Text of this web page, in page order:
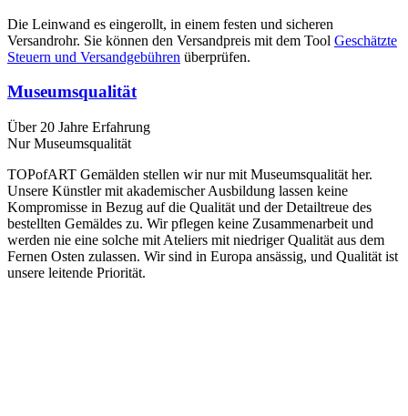
Die Leinwand es eingerollt, in einem festen und sicheren
Versandrohr. Sie können den Versandpreis mit dem Tool Geschätzte
Steuern und Versandgebühren überprüfen.
Museumsqualität
Über 20 Jahre Erfahrung
Nur Museumsqualität
TOPofART Gemälden stellen wir nur mit Museumsqualität her.
Unsere Künstler mit akademischer Ausbildung lassen keine
Kompromisse in Bezug auf die Qualität und der Detailtreue des
bestellten Gemäldes zu. Wir pflegen keine Zusammenarbeit und
werden nie eine solche mit Ateliers mit niedriger Qualität aus dem
Fernen Osten zulassen. Wir sind in Europa ansässig, und Qualität ist
unsere leitende Priorität.